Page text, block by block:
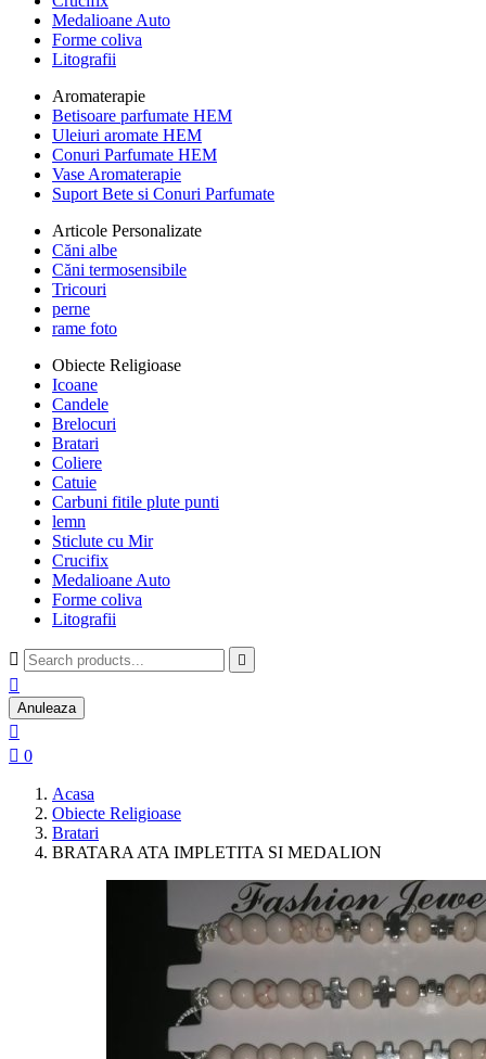
Medalioane Auto
Forme coliva
Litografii
Aromaterapie
Betisoare parfumate HEM
Uleiuri aromate HEM
Conuri Parfumate HEM
Vase Aromaterapie
Suport Bete si Conuri Parfumate
Articole Personalizate
Căni albe
Căni termosensibile
Tricouri
perne
rame foto
Obiecte Religioase
Icoane
Candele
Brelocuri
Bratari
Coliere
Catuie
Carbuni fitile plute punti
lemn
Sticlute cu Mir
Crucifix
Medalioane Auto
Forme coliva
Litografii
 

Anuleaza

 0
Acasa
Obiecte Religioase
Bratari
BRATARA ATA IMPLETITA SI MEDALION